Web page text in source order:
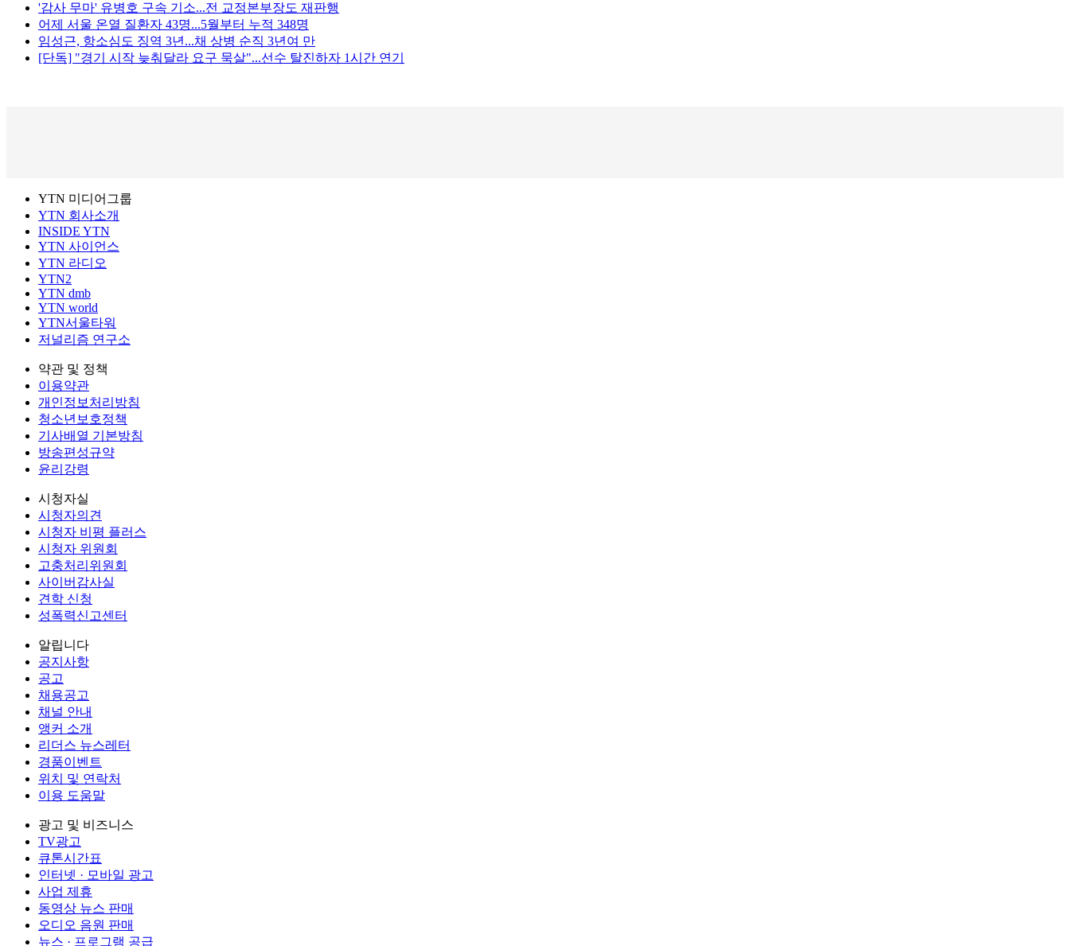
'감사 무마' 유병호 구속 기소...전 교정본부장도 재판행
어제 서울 온열 질환자 43명...5월부터 누적 348명
임성근, 항소심도 징역 3년...채 상병 순직 3년여 만
[단독] "경기 시작 늦춰달라 요구 묵살"...선수 탈진하자 1시간 연기
YTN 미디어그룹
YTN 회사소개
INSIDE YTN
YTN 사이언스
YTN 라디오
YTN2
YTN dmb
YTN world
YTN서울타워
저널리즘 연구소
약관 및 정책
이용약관
개인정보처리방침
청소년보호정책
기사배열 기본방침
방송편성규약
윤리강령
시청자실
시청자의견
시청자 비평 플러스
시청자 위원회
고충처리위원회
사이버감사실
견학 신청
성폭력신고센터
알립니다
공지사항
공고
채용공고
채널 안내
앵커 소개
리더스 뉴스레터
경품이벤트
위치 및 연락처
이용 도움말
광고 및 비즈니스
TV광고
큐톤시간표
인터넷 · 모바일 광고
사업 제휴
동영상 뉴스 판매
오디오 음원 판매
뉴스 · 프로그램 공급